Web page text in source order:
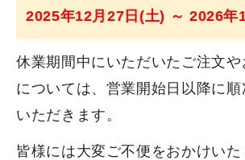
2025年12月27日(土) ～ 2026年
休業期間中にいただいたご注文
については、営業開始日以降に順
いただきます。
皆様には大変ご不便をおかけい